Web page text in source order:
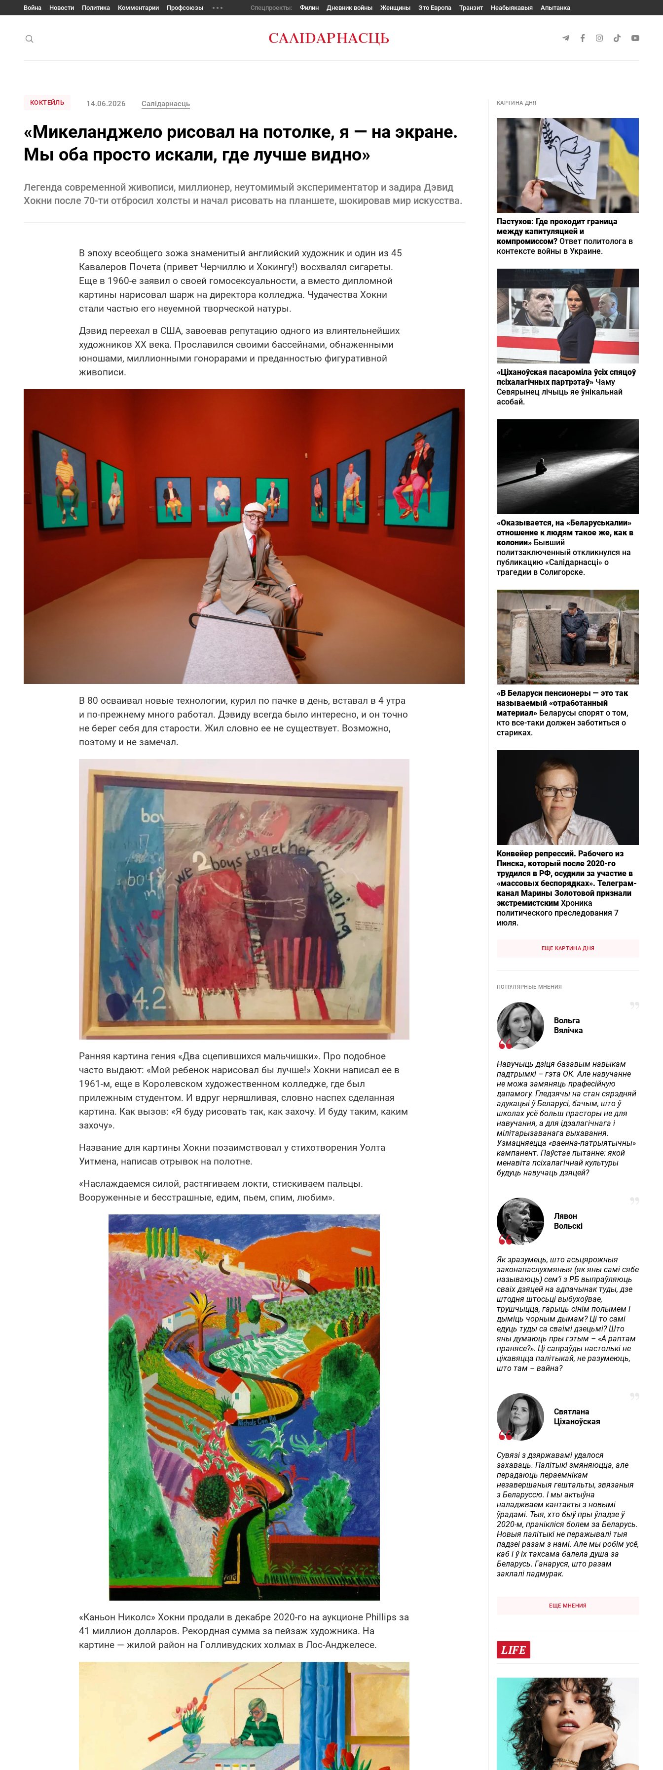
Война Новости Политика Комментарии Профсоюзы Спецпроекты: Филин Дневник войны Женщины Это Европа Транзит Неабыякавыя Апытанка
КОКТЕЙЛЬ 14.06.2026 Салідарнасць
«Микеланджело рисовал на потолке, я — на экране.
Мы оба просто искали, где лучше видно»
Легенда современной живописи, миллионер, неутомимый экспериментатор и задира Дэвид
Хокни после 70-ти отбросил холсты и начал рисовать на планшете, шокировав мир искусства.
В эпоху всеобщего зожа знаменитый английский художник и один из 45
Кавалеров Почета (привет Черчиллю и Хокингу!) восхвалял cигapeты.
Еще в 1960-е заявил о своей гомосексуальности, а вместо дипломной
картины нарисовал шарж на директора колледжа. Чудачества Хокни
стали частью его неуемной творческой натуры.
Дэвид переехал в США, завоевав репутацию одного из влиятельнейших
художников XX века. Прославился своими бассейнами, обнаженными
юношами, миллионными гонорарами и преданностью фигуративной
живописи.
В 80 осваивал новые технологии, курил по пачке в день, вставал в 4 утра
и по-прежнему много работал. Дэвиду всегда было интересно, и он точно
не берег себя для старости. Жил словно ее не существует. Возможно,
поэтому и не замечал.
Ранняя картина гения «Два сцепившихся мальчишки». Про подобное
часто выдают: «Мой ребенок нарисовал бы лучше!» Хокни написал ее в
1961-м, еще в Королевском художественном колледже, где был
прилежным студентом. И вдруг неряшливая, словно наспех сделанная
картина. Как вызов: «Я буду рисовать так, как захочу. И буду таким, каким
захочу».
Название для картины Хокни позаимствовал у стихотворения Уолта
Уитмена, написав отрывок на полотне.
«Наслаждаемся силой, растягиваем локти, стискиваем пальцы.
Вооруженные и бесстрашные, едим, пьем, спим, любим».
«Каньон Николс» Хокни продали в декабре 2020-го на аукционе Phillips за
41 миллион долларов. Рекордная сумма за пейзаж художника. На
картине — жилой район на Голливудских холмах в Лос-Анджелесе.
КАРТИНА ДНЯ
Пастухов: Где проходит граница
между капитуляцией и
компромиссом? Ответ политолога в
контексте войны в Украине.
«Ціханоўская пасароміла ўсіх спяцоў
псіхалагічных партрэтаў» Чаму
Севярынец лічыць яе ўнікальнай
асобай.
«Оказывается, на «Беларуськалии»
отношение к людям такое же, как в
колонии» Бывший
политзаключенный откликнулся на
публикацию «Салідарнасці» о
трагедии в Солигорске.
«В Беларуси пенсионеры — это так
называемый «отработанный
материал» Беларусы спорят о том,
кто все-таки должен заботиться о
стариках.
Конвейер репрессий. Рабочего из
Пинска, который после 2020-го
трудился в РФ, осудили за участие в
«массовых беспорядках». Телеграм-
канал Марины Золотовой признали
экстремистским Хроника
политического преследования 7
июля.
ЕЩЕ КАРТИНА ДНЯ
ПОПУЛЯРНЫЕ МНЕНИЯ
Вольга
Вялічка
Навучыць дзіця базавым навыкам
падтрымкі – гэта ОК. Але навучанне
не можа замяняць прафесійную
дапамогу. Гледзячы на стан сярэдняй
адукацыі ў Беларусі, бачым, што ў
школах усё больш прасторы не для
навучання, а для ідэалагічнага і
мілітарызаванага выхавання.
Узмацняецца «ваенна-патрыятычны»
кампанент. Паўстае пытанне: якой
менавіта псіхалагічнай культуры
будуць навучаць дзяцей?
Лявон
Вольскі
Як зразумець, што асьцярожныя
законапаслухмяныя (як яны самі сябе
называюць) сем’і з РБ выпраўляюць
сваіх дзяцей на адпачынак туды, дзе
штодня штосьці выбухоўвае,
трушчыцца, гарыць сінім полымем і
дыміць чорным дымам? Ці то самі
едуць туды са сваімі дзецьмі? Што
яны думаюць пры гэтым – «А раптам
пранясе?». Ці сапраўды настолькі не
цікавяцца палітыкай, не разумеюць,
што там – вайна?
Святлана
Ціханоўская
Сувязі з дзяржавамі удалося
захаваць. Палітыкі змяняюцца, але
перадаюць пераемнікам
незавершаныя гештальты, звязаныя
з Беларуссю. І мы актыўна
наладжваем кантакты з новымі
ўрадамі. Тыя, хто быў пры ўладзе ў
2020-м, пранікліся болем за Беларусь.
Новыя палітыкі не перажывалі тыя
падзеі разам з намі. Але мы робім усё,
каб і ў іх таксама балела душа за
Беларусь. Ганаруся, што разам
заклалі падмурак.
ЕЩЕ МНЕНИЯ
LIFE